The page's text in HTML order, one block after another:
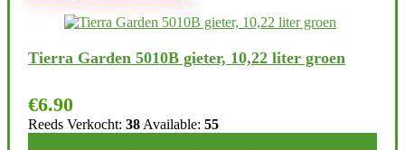
Tierra Garden 5010B gieter, 10,22 liter groen
€6.90
Reeds Verkocht: 38 Available: 55